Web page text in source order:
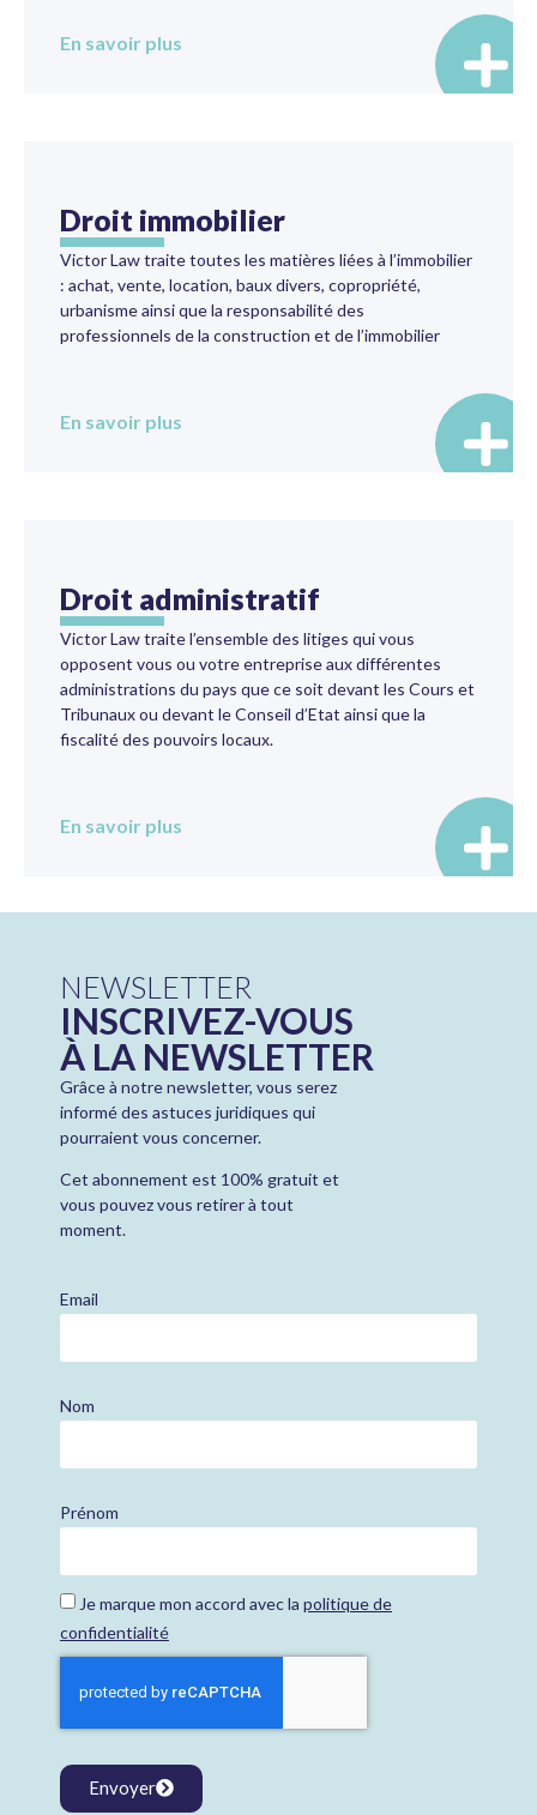
En savoir plus
Droit immobilier
Victor Law traite toutes les matières liées à l’immobilier
: achat, vente, location, baux divers, copropriété,
urbanisme ainsi que la responsabilité des
professionnels de la construction et de l’immobilier
En savoir plus
Droit administratif
Victor Law traite l’ensemble des litiges qui vous
opposent vous ou votre entreprise aux différentes
administrations du pays que ce soit devant les Cours et
Tribunaux ou devant le Conseil d’Etat ainsi que la
fiscalité des pouvoirs locaux.
En savoir plus
NEWSLETTER
INSCRIVEZ-VOUS
À LA NEWSLETTER
Grâce à notre newsletter, vous serez
informé des astuces juridiques qui
pourraient vous concerner.
Cet abonnement est 100% gratuit et
vous pouvez vous retirer à tout
moment.
Email
Nom
Prénom
Je marque mon accord avec la politique de
confidentialité
Envoyer